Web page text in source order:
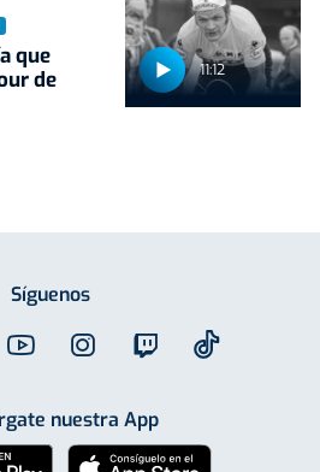
11:12
que
de
Síguenos
nuestra App